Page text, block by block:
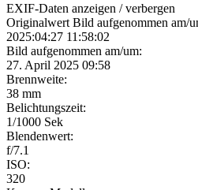
EXIF-Daten anzeigen / verbergen
Originalwert Bild aufgenommen am/
2025:04:27 11:58:02
Bild aufgenommen am/um:
27. April 2025 09:58
Brennweite:
38 mm
Belichtungszeit:
1/1000 Sek
Blendenwert:
f/7.1
ISO:
320